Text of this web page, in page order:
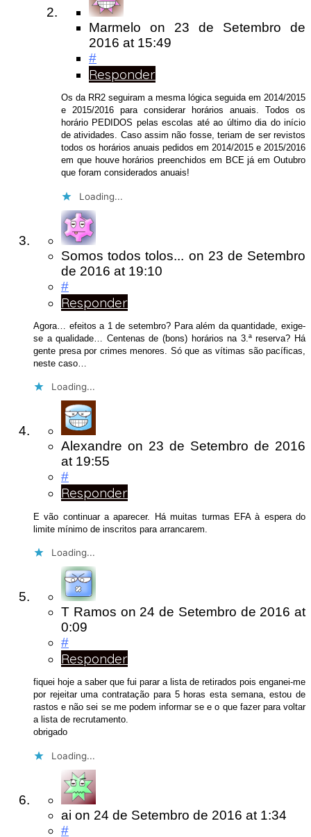
Marmelo on 23 de Setembro de
2016 at 15:49
#
Responder
Os da RR2 seguiram a mesma lógica seguida em 2014/2015
e 2015/2016 para considerar horários anuais. Todos os
horário PEDIDOS pelas escolas até ao último dia do início
de atividades. Caso assim não fosse, teriam de ser revistos
todos os horários anuais pedidos em 2014/2015 e 2015/2016
em que houve horários preenchidos em BCE já em Outubro
que foram considerados anuais!
Loading...
Somos todos tolos... on 23 de Setembro
de 2016 at 19:10
#
Responder
Agora… efeitos a 1 de setembro? Para além da quantidade, exige-
se a qualidade… Centenas de (bons) horários na 3.ª reserva? Há
gente presa por crimes menores. Só que as vítimas são pacíficas,
neste caso…
Loading...
Alexandre on 23 de Setembro de 2016
at 19:55
#
Responder
E vão continuar a aparecer. Há muitas turmas EFA à espera do
limite mínimo de inscritos para arrancarem.
Loading...
T Ramos on 24 de Setembro de 2016 at
0:09
#
Responder
fiquei hoje a saber que fui parar a lista de retirados pois enganei-me
por rejeitar uma contratação para 5 horas esta semana, estou de
rastos e não sei se me podem informar se e o que fazer para voltar
a lista de recrutamento.
obrigado
Loading...
ai on 24 de Setembro de 2016 at 1:34
#